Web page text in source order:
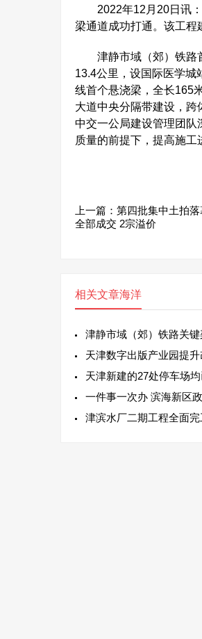
2022年12月20日讯：
梁通道成功打通。该工程
津静市域（郊）铁路首
13.4公里，设国际医学城
线首个悬浇梁，全长165
大道中央分隔带建设，
中交一公局建设管理团队
质量的前提下，提高施工
上一篇： 第四批集中土拍
全部成交 2宗溢价
相关文章海洋
津静市域（郊）铁路关
天津数字出版产业园提升
天津新建的27处停车场
一件事一次办 滨海新区
津滨水厂二期工程全面完